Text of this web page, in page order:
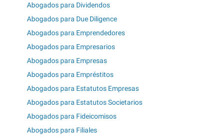
Abogados para Dividendos
Abogados para Due Diligence
Abogados para Emprendedores
Abogados para Empresarios
Abogados para Empresas
Abogados para Empréstitos
Abogados para Estatutos Empresas
Abogados para Estatutos Societarios
Abogados para Fideicomisos
Abogados para Filiales